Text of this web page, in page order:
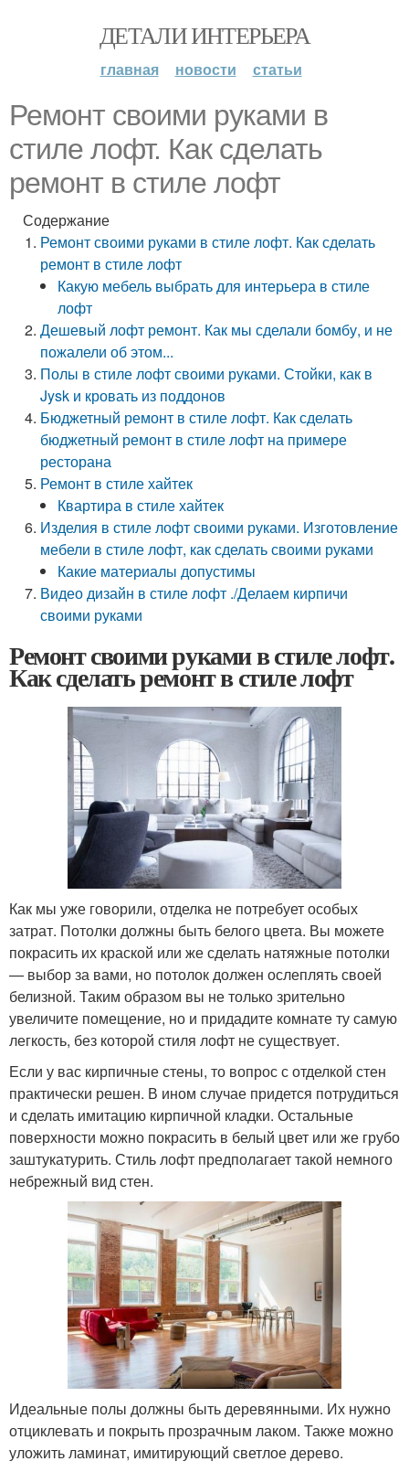
ДЕТАЛИ ИНТЕРЬЕРА
главная новости статьи
Ремонт своими руками в
стиле лофт. Как сделать
ремонт в стиле лофт
Содержание
Ремонт своими руками в стиле лофт. Как сделать
ремонт в стиле лофт
Какую мебель выбрать для интерьера в стиле
лофт
Дешевый лофт ремонт. Как мы сделали бомбу, и не
пожалели об этом...
Полы в стиле лофт своими руками. Стойки, как в
Jysk и кровать из поддонов
Бюджетный ремонт в стиле лофт. Как сделать
бюджетный ремонт в стиле лофт на примере
ресторана
Ремонт в стиле хайтек
Квартира в стиле хайтек
Изделия в стиле лофт своими руками. Изготовление
мебели в стиле лофт, как сделать своими руками
Какие материалы допустимы
Видео дизайн в стиле лофт ./Делаем кирпичи
своими руками
Ремонт своими руками в стиле лофт.
Как сделать ремонт в стиле лофт
Как мы уже говорили, отделка не потребует особых
затрат. Потолки должны быть белого цвета. Вы можете
покрасить их краской или же сделать натяжные потолки
— выбор за вами, но потолок должен ослеплять своей
белизной. Таким образом вы не только зрительно
увеличите помещение, но и придадите комнате ту самую
легкость, без которой стиля лофт не существует.
Если у вас кирпичные стены, то вопрос с отделкой стен
практически решен. В ином случае придется потрудиться
и сделать имитацию кирпичной кладки. Остальные
поверхности можно покрасить в белый цвет или же грубо
заштукатурить. Стиль лофт предполагает такой немного
небрежный вид стен.
Идеальные полы должны быть деревянными. Их нужно
отциклевать и покрыть прозрачным лаком. Также можно
уложить ламинат, имитирующий светлое дерево.